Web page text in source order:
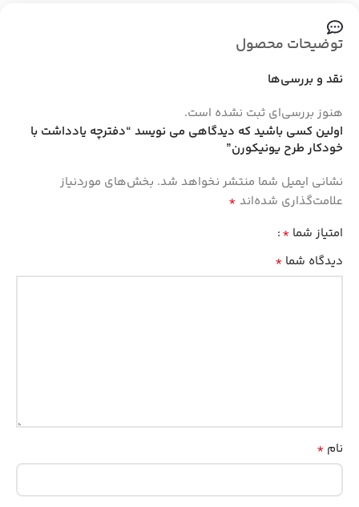
توضیحات محصول
نقد و بررسی‌ها
هنوز بررسی‌ای ثبت نشده است.
اولین کسی باشید که دیدگاهی می نویسد “دفترچه یادداشت با
خودکار طرح یونیکورن”
نشانی ایمیل شما منتشر نخواهد شد. بخش‌های موردنیاز
علامت‌گذاری شده‌اند *
امتیاز شما *
دیدگاه شما *
نام *